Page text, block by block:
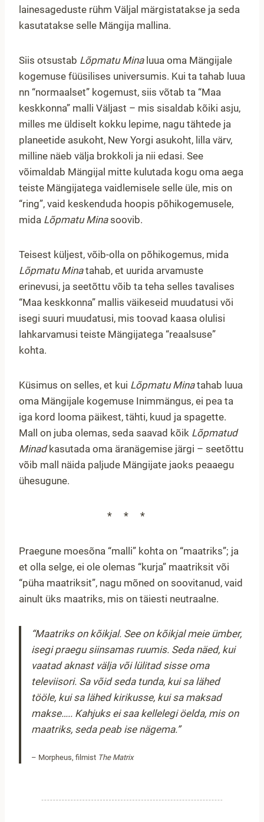
lainesageduste rühm Väljal märgistatakse ja seda
kasutatakse selle Mängija mallina.
Siis otsustab Lõpmatu Minaluua oma Mängijale
kogemuse füüsilises universumis. Kui ta tahab luua
nn “normaalset” kogemust, siis võtab ta “Maa
keskkonna” malli Väljast – mis sisaldab kõiki asju,
milles me üldiselt kokku lepime, nagu tähtede ja
planeetide asukoht, New Yorgi asukoht, lilla värv,
milline näeb välja brokkoli ja nii edasi. See
võimaldab Mängijal mitte kulutada kogu oma aega
teiste Mängijatega vaidlemisele selle üle, mis on
“ring”, vaid keskenduda hoopis põhikogemusele,
mida Lõpmatu Minasoovib.
Teisest küljest, võib-olla on põhikogemus, mida
Lõpmatu Minatahab, et uurida arvamuste
erinevusi, ja seetõttu võib ta teha selles tavalises
“Maa keskkonna” mallis väikeseid muudatusi või
isegi suuri muudatusi, mis toovad kaasa olulisi
lahkarvamusi teiste Mängijatega “reaalsuse”
kohta.
Küsimus on selles, et kui Lõpmatu Minatahab luua
oma Mängijale kogemuse Inimmängus, ei pea ta
iga kord looma päikest, tähti, kuud ja spagette.
Mall on juba olemas, seda saavad kõik Lõpmatud
Minadkasutada oma äranägemise järgi – seetõttu
võib mall näida paljude Mängijate jaoks peaaegu
ühesugune.
***
Praegune moesõna “malli” kohta on “maatriks”; ja
et olla selge, ei ole olemas “kurja” maatriksit või
“püha maatriksit”, nagu mõned on soovitanud, vaid
ainult üks maatriks, mis on täiesti neutraalne.
“Maatriks on kõikjal. See on kõikjal meie ümber,
isegi praegu siinsamas ruumis. Seda näed, kui
vaatad aknast välja või lülitad sisse oma
televiisori. Sa võid seda tunda, kui sa lähed
tööle, kui sa lähed kirikusse, kui sa maksad
makse….. Kahjuks ei saa kellelegi öelda, mis on
maatriks, seda peab ise nägema.”
– Morpheus, filmist The Matrix